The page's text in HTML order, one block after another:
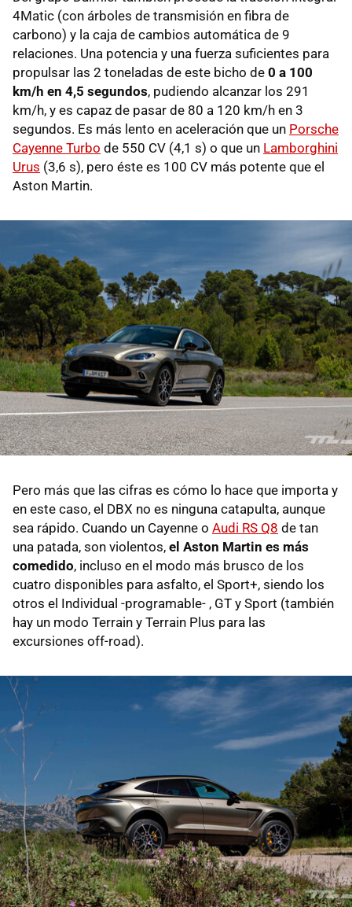
4Matic (con árboles de transmisión en fibra de
carbono) y la caja de cambios automática de 9
relaciones. Una potencia y una fuerza suficientes para
propulsar las 2 toneladas de este bicho de 0 a 100
km/h en 4,5 segundos, pudiendo alcanzar los 291
km/h, y es capaz de pasar de 80 a 120 km/h en 3
segundos. Es más lento en aceleración que un Porsche
Cayenne Turbo de 550 CV (4,1 s) o que un Lamborghini
Urus (3,6 s), pero éste es 100 CV más potente que el
Aston Martin.
Pero más que las cifras es cómo lo hace que importa y
en este caso, el DBX no es ninguna catapulta, aunque
sea rápido. Cuando un Cayenne o Audi RS Q8 de tan
una patada, son violentos, el Aston Martin es más
comedido, incluso en el modo más brusco de los
cuatro disponibles para asfalto, el Sport+, siendo los
otros el Individual -programable- , GT y Sport (también
hay un modo Terrain y Terrain Plus para las
excursiones off-road).